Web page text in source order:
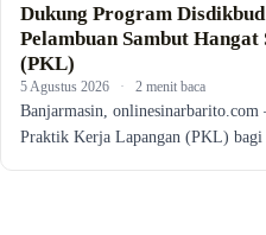
Dukung Program
Pelambuan Sambut
(PKL)
5 Agustus 2026 · 2 menit baca
Banjarmasin, onlinesinarbarito.com
Praktik Kerja Lapangan (PKL) bagi